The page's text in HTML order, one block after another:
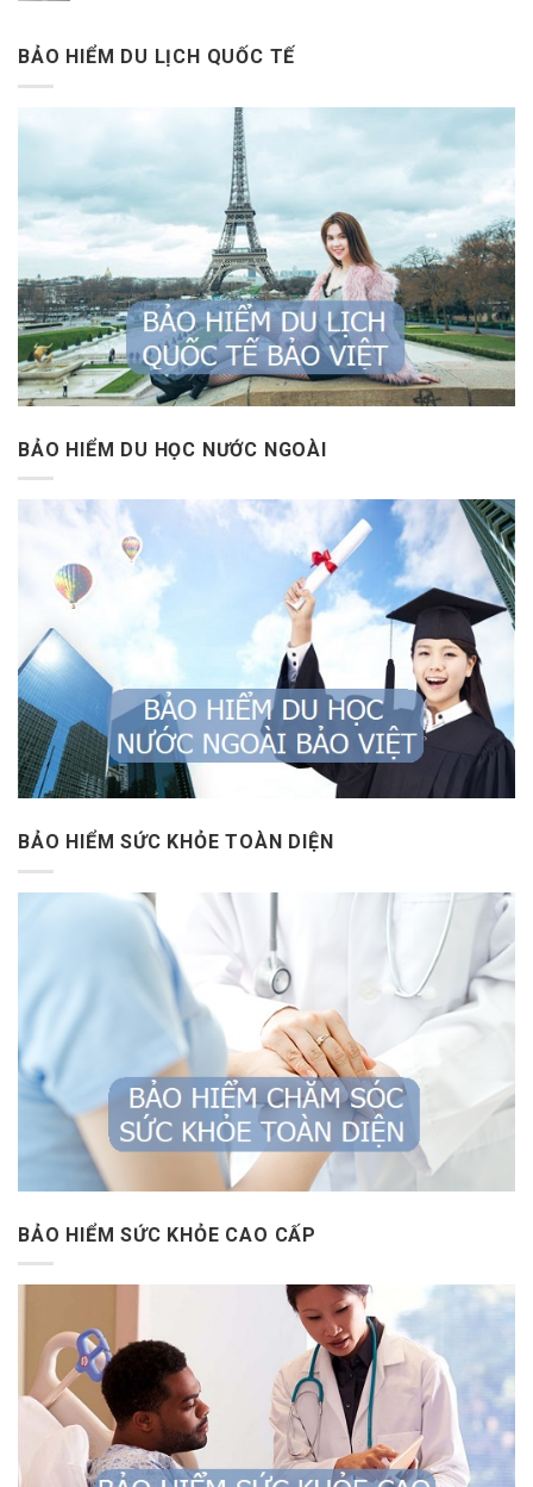
BẢO HIỂM DU LỊCH QUỐC TẾ
BẢO HIỂM DU HỌC NƯỚC NGOÀI
BẢO HIỂM SỨC KHỎE TOÀN DIỆN
BẢO HIỂM SỨC KHỎE CAO CẤP